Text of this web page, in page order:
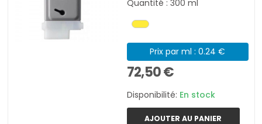
Quantité : 300 ml
Prix par ml : 0.24 €
72,50 €
Disponibilité: En stock
AJOUTER AU PANIER